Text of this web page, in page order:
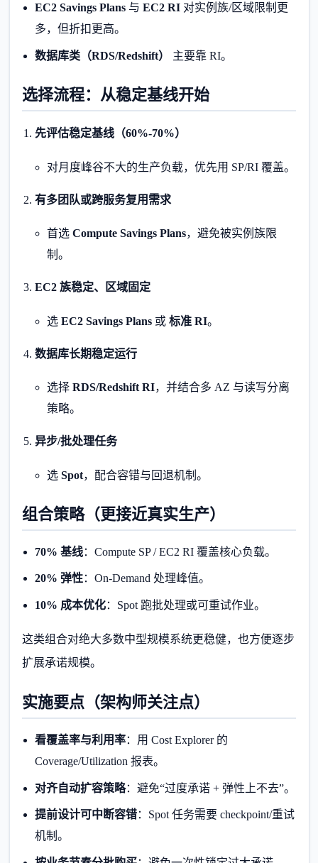
EC2 Savings Plans与 EC2 RI对实例族/区域限制更
多，但折扣更高。
数据库类（RDS/Redshift） 主要靠 RI。
选择流程：从稳定基线开始
先评估稳定基线（60%-70%）
对月度峰谷不大的生产负载，优先用 SP/RI 覆盖。
有多团队或跨服务复用需求
首选 Compute Savings Plans，避免被实例族限
制。
EC2 族稳定、区域固定
选 EC2 Savings Plans 或 标准 RI。
数据库长期稳定运行
选择 RDS/Redshift RI，并结合多 AZ 与读写分离
策略。
异步/批处理任务
选 Spot，配合容错与回退机制。
组合策略（更接近真实生产）
70% 基线：Compute SP / EC2 RI 覆盖核心负载。
20% 弹性：On-Demand 处理峰值。
10% 成本优化：Spot 跑批处理或可重试作业。
这类组合对绝大多数中型规模系统更稳健，也方便逐步
扩展承诺规模。
实施要点（架构师关注点）
看覆盖率与利用率：用 Cost Explorer 的
Coverage/Utilization 报表。
对齐自动扩容策略：避免“过度承诺 + 弹性上不去”。
提前设计可中断容错：Spot 任务需要 checkpoint/重试
机制。